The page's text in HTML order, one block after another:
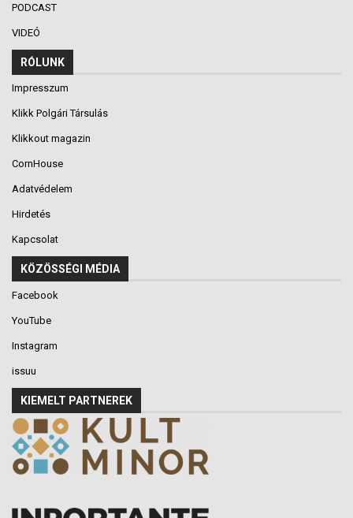
PODCAST
VIDEÓ
RÓLUNK
Impresszum
Klikk Polgári Társulás
Klikkout magazin
CornHouse
Adatvédelem
Hirdetés
Kapcsolat
KÖZÖSSÉGI MÉDIA
Facebook
YouTube
Instagram
issuu
KIEMELT PARTNEREK